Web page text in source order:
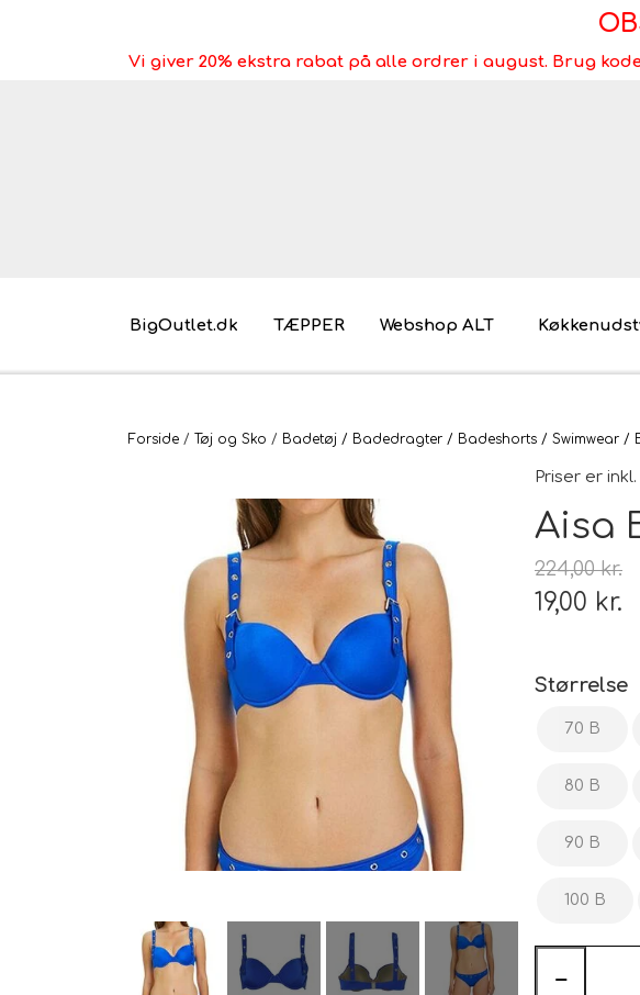
Vi giver 20% ekstra rabat på alle ordrer i august. Brug
BigOutlet.dk TÆPPER Webshop ALT
Pakkeleg gaveidéer til under 30 kr. Brugt/
Køkkenudstyr Fotostudie udstyr
Photo print / billeder print / bestil billeder
Baby og Barneutstyr
Barnevogne klapvogne og diverse
legetøj
Kontor og administration Hus og dekoration
lys og pærer
Forside Tøj og Sko Badetøj / Badedragter / Badeshorts / Swimwear /
Priser er
Aisa
224,00 kr.
19,00 kr.
Størrelse
70 B
80 B
90 B
100 B
−